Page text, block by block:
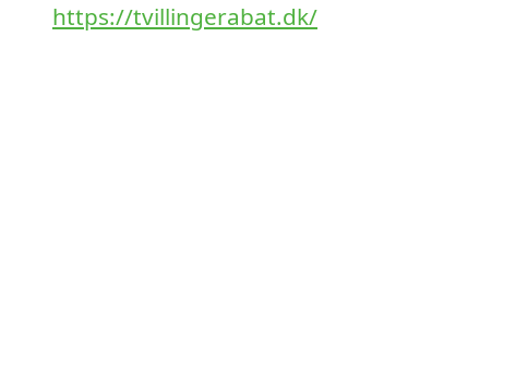
https://tvillingerabat.dk/